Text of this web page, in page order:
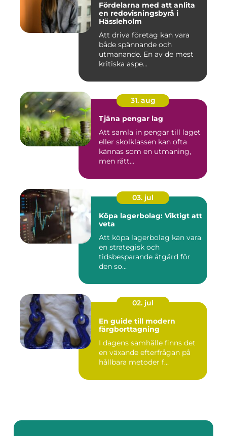
Fördelarna med att anlita
en redovisningsbyrå i
Hässleholm
Att driva företag kan vara
både spännande och
utmanande. En av de mest
kritiska aspe...
31. aug
Tjäna pengar lag
Att samla in pengar till laget
eller skolklassen kan ofta
kännas som en utmaning,
men rätt...
03. jul
Köpa lagerbolag: Viktigt att
veta
Att köpa lagerbolag kan vara
en strategisk och
tidsbesparande åtgärd för
den so...
02. jul
En guide till modern
färgborttagning
I dagens samhälle finns det
en växande efterfrågan på
hållbara metoder f...